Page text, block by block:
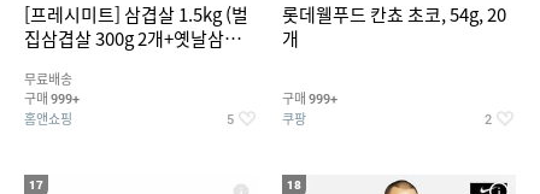
[프레시미트] 삼겹살 1.5kg (벌
집삼겹살 300g 2개+옛날삼겹살
팩 추가증정)
무료배송
구매 999+
홈앤쇼핑 5
롯데웰푸드 칸쵸 초코, 54g, 20
개
구매 999+
쿠팡 2
17 18